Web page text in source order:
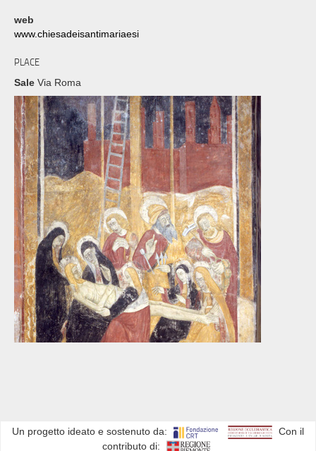
web
www.chiesadeisantimariaesi
PLACE
Sale Via Roma
Un progetto ideato e sostenuto da:
Con il
contributo di: